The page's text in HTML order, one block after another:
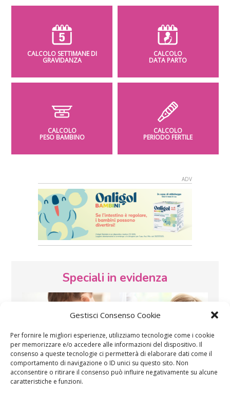
Gestisci Consenso Cookie
Per fornire le migliori esperienze, utilizziamo tecnologie come i cookie
per memorizzare e/o accedere alle informazioni del dispositivo. Il
consenso a queste tecnologie ci permetterà di elaborare dati come il
comportamento di navigazione o ID unici su questo sito. Non
acconsentire o ritirare il consenso può influire negativamente su alcune
caratteristiche e funzioni.
CALCOLO SETTIMANE DI
GRAVIDANZA
CALCOLO
DATA PARTO
CALCOLO
PESO BAMBINO
CALCOLO
PERIODO FERTILE
Speciali in evidenza
Vaccini SOS Pediatra